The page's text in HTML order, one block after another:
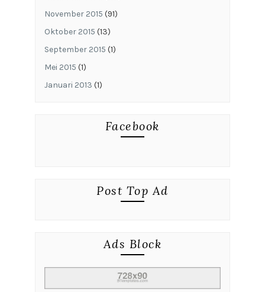
November 2015 (91)
Oktober 2015 (13)
September 2015 (1)
Mei 2015 (1)
Januari 2013 (1)
Facebook
Post Top Ad
Ads Block